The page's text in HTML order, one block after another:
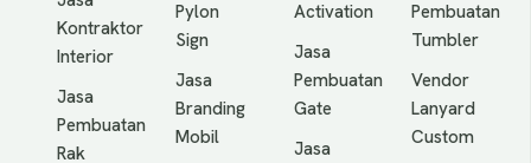
Kontraktor
Interior
Jasa
Pembuatan
Rak
Pylon
Sign
Jasa
Branding
Mobil
Activation
Jasa
Pembuatan
Gate
Jasa
Pembuatan
Tumbler
Vendor
Lanyard
Custom